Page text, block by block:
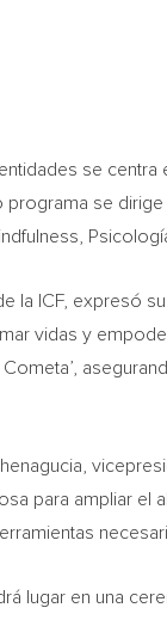
se
programa se
la ICF, expresó
vidas y
Cometa’,
,
para ampliar el
lugar en una